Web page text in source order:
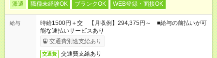
派遣 職種未経験OK ブランクOK WEB登録・面接OK
給与
時給1500円＋交 【月収例】294,375円～ ■給与の前払いが可
能な速払いサービスあり
交通費別途支給あり
交通費 交通費支給あり